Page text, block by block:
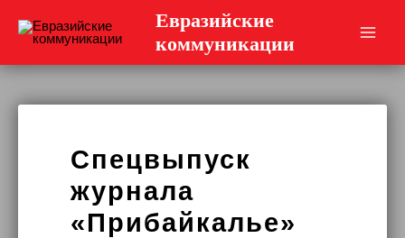
Евразийские
коммуникации
Спецвыпуск
журнала
«Прибайкалье»